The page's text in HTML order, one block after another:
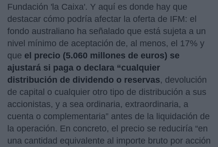
Fundación 'la Caixa'. Y aquí es donde hay que
destacar cómo podría afectar la oferta de IFM: el
fondo australiano ha señalado que está sujeta a un
nivel mínimo de aceptación de, al menos, el 17% y
que el precio (5.060 millones de euros) se
ajustará si paga o declara “cualquier
distribución de dividendo o reservas, devolución
de capital o cualquier otro tipo de distribución a sus
accionistas, y a sea ordinaria, extraordinaria, a
cuenta o complementaria” antes de la liquidación de
la operación. En concreto, el precio se reduciría “en
una cantidad equivalente al importe bruto por acción